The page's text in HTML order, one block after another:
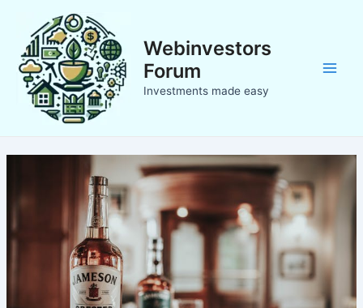
springen
Webinvestors
Forum
Investments made easy